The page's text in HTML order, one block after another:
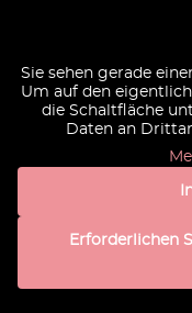
Sie sehen gerade
Um auf den
die Schaltfläche
Daten an
Erforderlichen